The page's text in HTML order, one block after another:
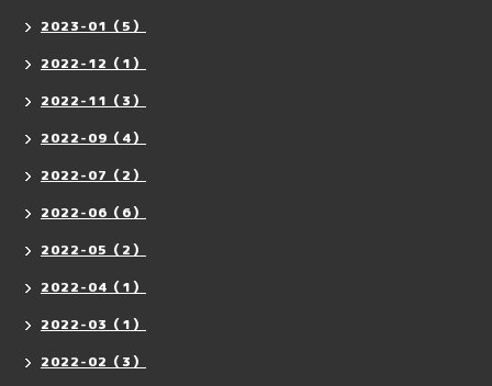
2023-01（5）
2022-12（1）
2022-11（3）
2022-09（4）
2022-07（2）
2022-06（6）
2022-05（2）
2022-04（1）
2022-03（1）
2022-02（3）